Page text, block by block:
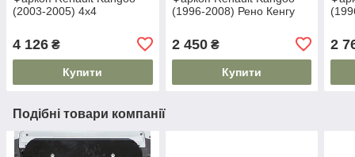
(2003-2005) 4х4
4 126 ₴
Купити
(1996-2008) Рено Кенгу
2 450₴
Купити
2
Подібні товари компанії